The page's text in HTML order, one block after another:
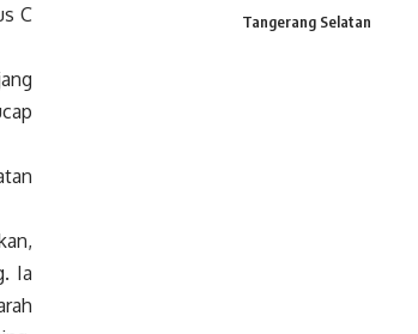
C
Ia
Tangerang Selatan